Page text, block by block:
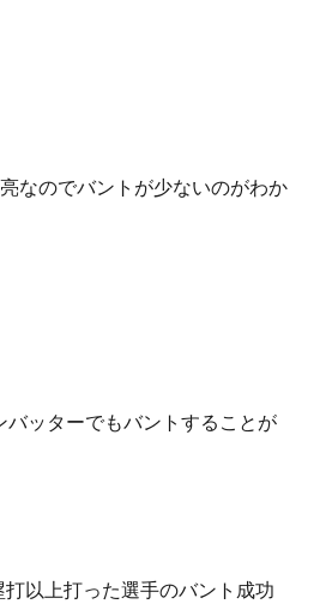
なのでバントが少ないのがわか
バッターでもバントすることが
以上打った選手のバント成功